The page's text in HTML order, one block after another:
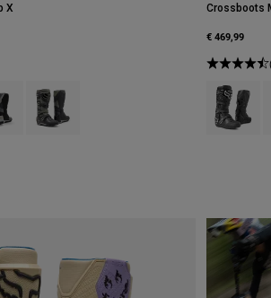
X
of Schwarz.
swatch type of Kreideweiß.
Product swatch type of Grau/Schwarz.
Crossboots
€ 469,99
Product